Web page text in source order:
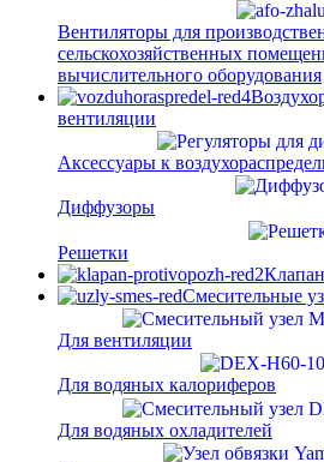
Вентиляторы для
сельскохозяйственных
вычислительного оборудования
вентиляции
Аксессуары к
Диффузоры
Решетки
Смесительные
Для вентиляции
Для водяных калориферов
Для водяных охладителей